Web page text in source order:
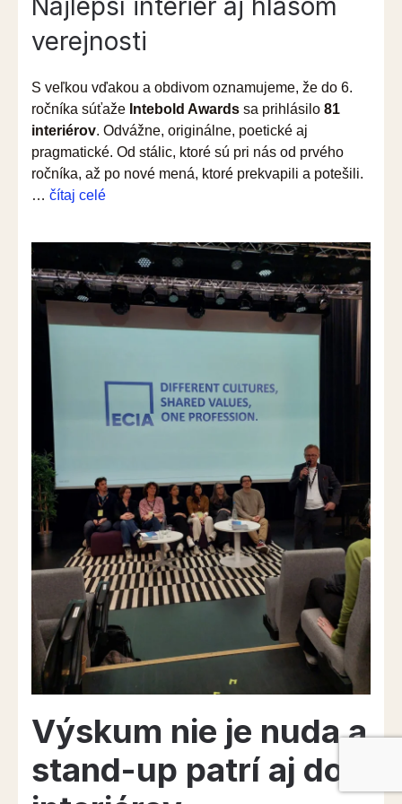
verejnosti
S veľkou vďakou a obdivom oznamujeme, že do 6.
ročníka súťaže Intebold Awards sa prihlásilo 81
interiérov. Odvážne, originálne, poetické aj
pragmatické. Od stálic, ktoré sú pri nás od prvého
ročníka, až po nové mená, ktoré prekvapili a potešili.
… čítaj celé“Hlasuj
Intebold
Awards
2025!”
Výskum nie je nuda a
stand-up patrí aj do